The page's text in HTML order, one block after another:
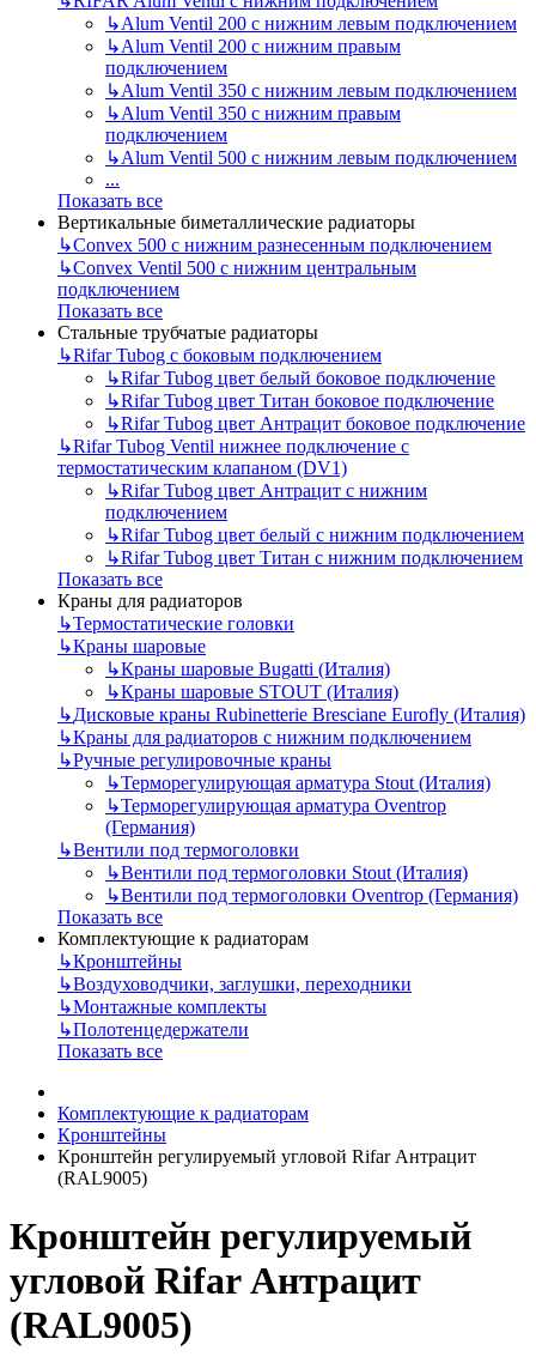
↳Alum Ventil 200 с нижним левым подключением
↳Alum Ventil 200 с нижним правым
подключением
↳Alum Ventil 350 с нижним левым подключением
↳Alum Ventil 350 с нижним правым
подключением
↳Alum Ventil 500 с нижним левым подключением
...
Показать все
Вертикальные биметаллические радиаторы
↳Convex 500 с нижним разнесенным подключением
↳Convex Ventil 500 с нижним центральным
подключением
Показать все
Стальные трубчатые радиаторы
↳Rifar Tubog с боковым подключением
↳Rifar Tubog цвет белый боковое подключение
↳Rifar Tubog цвет Титан боковое подключение
↳Rifar Tubog цвет Антрацит боковое подключение
↳Rifar Tubog Ventil нижнее подключение с
термостатическим клапаном (DV1)
↳Rifar Tubog цвет Антрацит с нижним
подключением
↳Rifar Tubog цвет белый с нижним подключением
↳Rifar Tubog цвет Титан с нижним подключением
Показать все
Краны для радиаторов
↳Термостатические головки
↳Краны шаровые
↳Краны шаровые Bugatti (Италия)
↳Краны шаровые STOUT (Италия)
↳Дисковые краны Rubinetterie Bresciane Eurofly (Италия)
↳Краны для радиаторов с нижним подключением
↳Ручные регулировочные краны
↳Терморегулирующая арматура Stout (Италия)
↳Терморегулирующая арматура Oventrop
(Германия)
↳Вентили под термоголовки
↳Вентили под термоголовки Stout (Италия)
↳Вентили под термоголовки Oventrop (Германия)
Показать все
Комплектующие к радиаторам
↳Кронштейны
↳Воздуховодчики, заглушки, переходники
↳Монтажные комплекты
↳Полотенцедержатели
Показать все
Комплектующие к радиаторам
Кронштейны
Кронштейн регулируемый угловой Rifar Антрацит
(RAL9005)
Кронштейн регулируемый
угловой Rifar Антрацит
(RAL9005)